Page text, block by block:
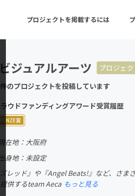
プロジェクトを掲載するには
ーン 注目の新着プロジェクト
ゲーム・サービス開発
書籍・雑誌出版
チャレンジ
ビジュアルアーツ
プロジェ
のプロジェクトを投稿しています
ラウドファンディングアワード受賞履歴
賞
在地：大阪府
身地：未設定
ズレッド』や『Angel Beats!』など、さ
提供するteam Aeca もっと見る